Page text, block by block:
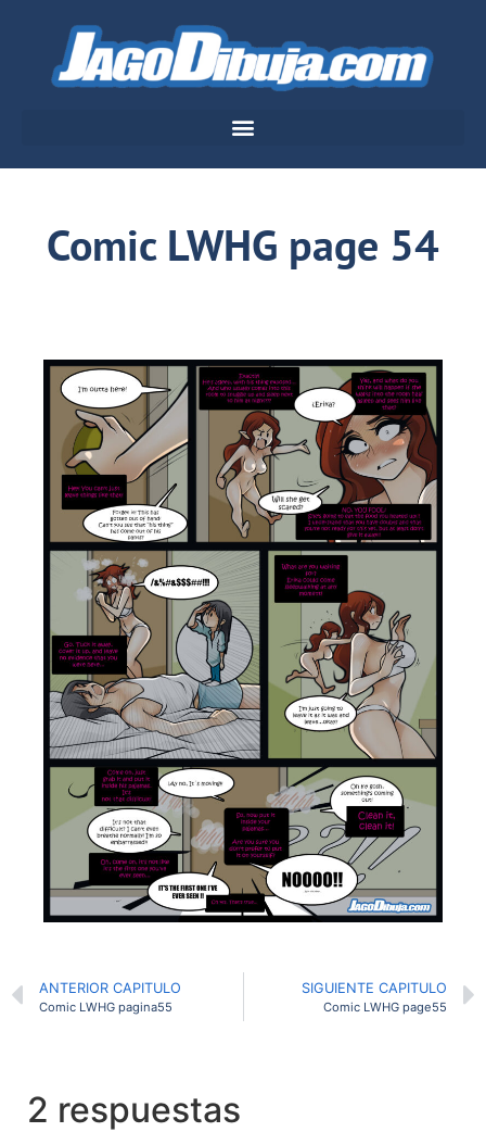
Comic LWHG page 54
ANTERIOR CAPITULO
Comic LWHG pagina55
SIGUIENTE CAPITULO
Comic LWHG page55
2 respuestas